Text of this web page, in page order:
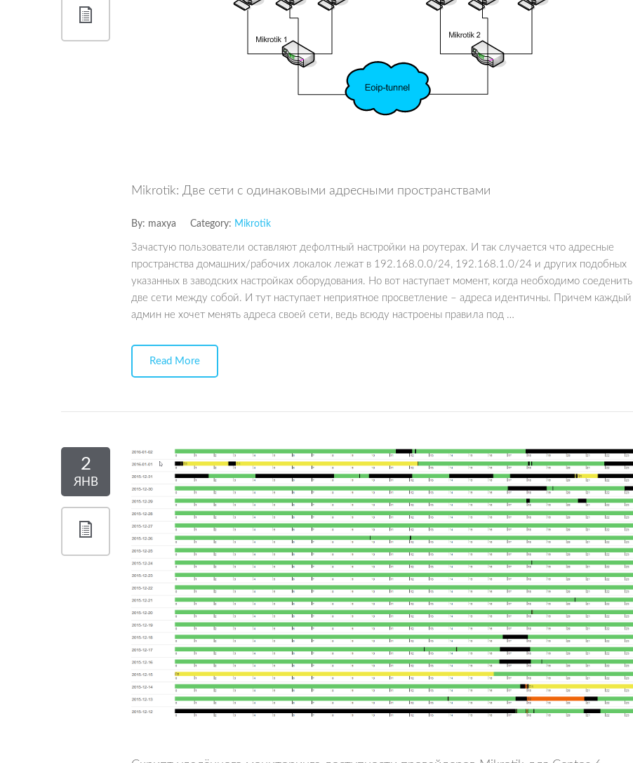
Mikrotik: Две сети с одинаковыми адресными пространствами
By: maxya Category: Mikrotik
Зачастую пользователи оставляют дефолтный настройки на роутерах. И так случается что адресные
пространства домашних/рабочих локалок лежат в 192.168.0.0/24, 192.168.1.0/24 и других подобных
указанных в заводских настройках оборудования. Но вот наступает момент, когда необходимо соеденить
две сети между собой. И тут наступает неприятное просветление – адреса идентичны. Причем каждый
админ не хочет менять адреса своей сети, ведь всюду настроены правила под …
Read More
2
ЯНВ